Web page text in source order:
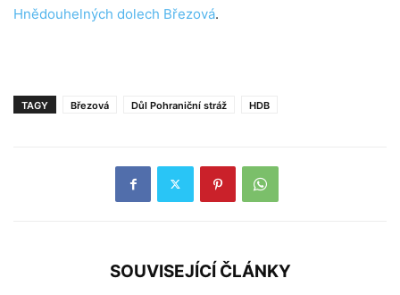
Hnědouhelných dolech Březová.
TAGY Březová Důl Pohraniční stráž HDB
SOUVISEJÍCÍ ČLÁNKY